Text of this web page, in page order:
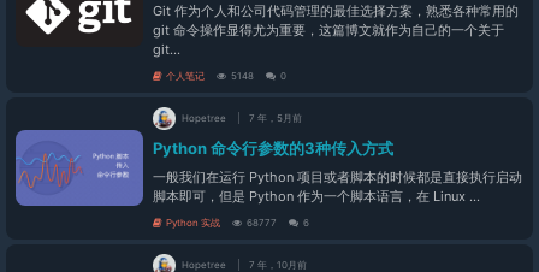
Git 作为个人和公司代码管理的最佳选择方案，熟悉各种常用的
git 命令操作显得尤为重要，这篇博文就作为自己的一个关于
git...
个人笔记 5148 0
Hopetree 7 年，5月前
Python 命令行参数的3种传入方式
一般我们在运行 Python 项目或者脚本的时候都是直接执行启动
脚本即可，但是 Python 作为一个脚本语言，在 Linux ...
Python 实战 68777 6
Hopetree 7 年，10月前